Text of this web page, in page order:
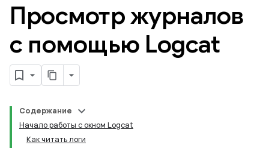
Просмотр журналов
с помощью Logcat
Содержание
Начало работы с окном Logcat
Как читать логи